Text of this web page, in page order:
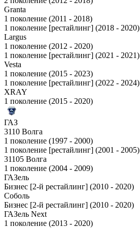
Granta
1 поколение (2011 - 2018)
1 поколение [рестайлинг] (2018 - 2020)
Largus
1 поколение (2012 - 2020)
1 поколение [рестайлинг] (2021 - 2021)
Vesta
1 поколение (2015 - 2023)
1 поколение [рестайлинг] (2022 - 2024)
XRAY
1 поколение (2015 - 2020)
ГАЗ
3110 Волга
1 поколение (1997 - 2000)
1 поколение [рестайлинг] (2001 - 2005)
31105 Волга
1 поколение (2004 - 2009)
ГАЗель
Бизнес [2-й рестайлинг] (2010 - 2020)
Соболь
Бизнес [2-й рестайлинг] (2010 - 2020)
ГАЗель Next
1 поколение (2013 - 2020)